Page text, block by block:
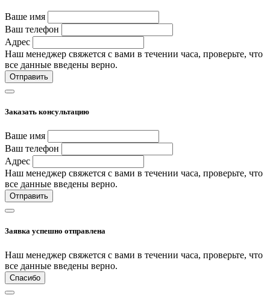
Ваше имя
Ваш телефон
Адрес
Наш менеджер свяжется с вами в течении часа, проверьте, что
все данные введены верно.
Отправить
Заказать консультацию
Ваше имя
Ваш телефон
Адрес
Наш менеджер свяжется с вами в течении часа, проверьте, что
все данные введены верно.
Отправить
Заявка успешно отправлена
Наш менеджер свяжется с вами в течении часа, проверьте, что
все данные введены верно.
Спасибо